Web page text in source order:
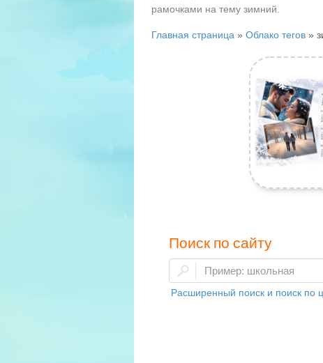
рамочками на тему зимний.
Главная страница » Облако тегов »
Поиск по сайту
Расширенный поиск и поиск по